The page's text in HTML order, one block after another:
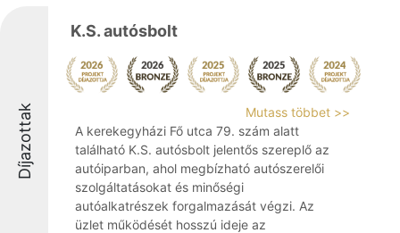
Díjazottak
K.S. autósbolt
Mutass többet >>
A kerekegyházi Fő utca 79. szám alatt
található K.S. autósbolt jelentős szereplő az
autóiparban, ahol megbízható autószerelői
szolgáltatásokat és minőségi
autóalkatrészek forgalmazását végzi. Az
üzlet működését hosszú ideje az